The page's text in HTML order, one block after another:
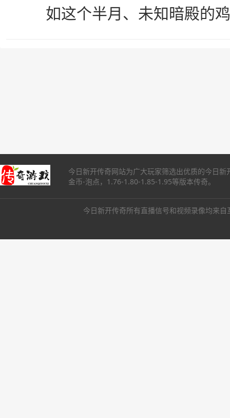
如这个半月、未知暗殿的
今日新开传奇网站为广大玩家筛选出优质的今日
金币-泡点，1.76-1.80-1.85-1.95等版本传奇。
今日新开传奇所有直播信号和视频录像均来